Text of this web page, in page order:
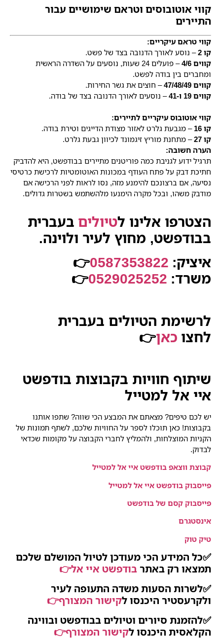
קווי אוטובוסים וטראם שימושיים עבור
התיירים
קווי טראם עיקריים:
קו 2
– נוסע לאורך הדנובה בצד של פשט.
קווים 4/6
– פועלים 24 שעות, נוסעים על השדרה הראשית
ומחברים בין בודה לפשט.
קווים 47/48/49
– חוצים את גשר החירות.
קווים 19 ו-41
– נוסעים לאורך הדנובה בצד של בודה.
קווי אוטובוס עיקריים לתיירים:
קו 16
– מגבעת גלרט לאזור מצודת הדייגים וטירת בודה.
קו 27
– מתחנת מוריץ זיגמונד לכיוון גבעת גלרט.
הערה חשובה:
תרגיל ידוע לגניבת כמה פוריטנים מתיירים בבודפשט, היא להדביק
חתיכת דבק על פתח העודף במכונות האוטומטיות לרכישת כרטיסי
נסיעה, אם ברצונכם להימנע מזה, נסו לראות לפני הרכישה אם
מודבק משהו, ובכל מקרה הימנעו מלהשתמש בשטרות גדולים.
הצטרפו אלינו לטיולים בעברית
בבודפשט, מחוץ לעיר ולוינה.
איציק: 0587353822
👉
משרד: 0529025252
👉
לרשימת הטיולים בעברית
לחצו כאן👉
שיתוף חוויות בקבוצות בודפשט
איי אל למטייל
יש לכם טיפים? מצאתם את המבצע הכי שווה? שתפו אותנו
בקבוצות! כאן תוכלו לספר על החוויות שלכם, לשתף תמונות של
הקניות המוצלחות, ולהמליץ לחברי הקבוצה על מקומות שכדאי
לבדוק.
קבוצת ווצאפ בודפשט איי אל למטייל
פייסבוק בודפשט איי אל למטייל
פייסבוק קסם של בודפשט
אינסטגרם
טיק טוק
✅כל המידע הכי מעודכן לטיול המושלם שלכם
תמצאו רק באתרבודפשט איי אל👉
✅לשרות הסעות משדה התעופה לעיר
ולקרעסטיר היכנסו לקישור המצורף👉
✅להזמנת סיורים וטיולים בבודפשט ובווינה
הקלאסית היכנסו לקישור המצורף👉